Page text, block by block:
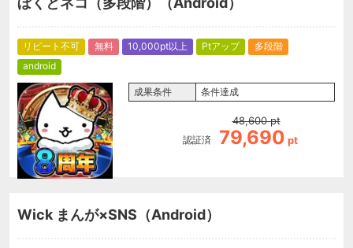
リピート不可 無料 10,000pt以上 Ptアップ
多段階
android
成果条件 条件達成
認証済
48,600 pt
79,690 pt
Wick まんが×SNS（Android）